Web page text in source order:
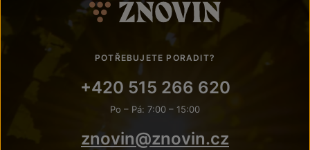
POTŘEBUJETE PORADIT?
+420 515 266 620
Po – Pá: 7:00 – 15:00
znovin@znovin.cz